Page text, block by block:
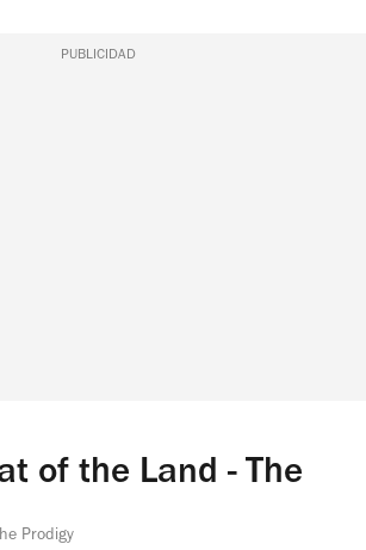
PUBLICIDAD
of the Land - The
Prodigy